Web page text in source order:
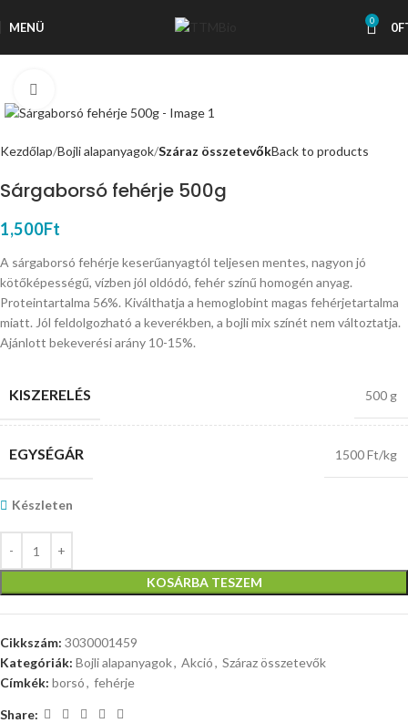
MENÜ 0 0
Kezdőlap Bojli alapanyagok Száraz összetevőkBack to products
Sárgaborsó fehérje 500g
1,500Ft
A sárgaborsó fehérje keserűanyagtól teljesen mentes, nagyon jó
kötőképességű, vízben jól oldódó, fehér színű homogén anyag.
Proteintartalma 56%. Kiválthatja a hemoglobint magas fehérjetartalma
miatt. Jól feldolgozható a keverékben, a bojli mix színét nem változtatja.
Ajánlott bekeverési arány 10-15%.
KISZERELÉS 500 g
EGYSÉGÁR 1500 Ft/kg
Készleten
KOSÁRBA TESZEM
Cikkszám: 3030001459
Kategóriák: Bojli alapanyagok, Akció, Száraz összetevők
Címkék: borsó, fehérje
Share: